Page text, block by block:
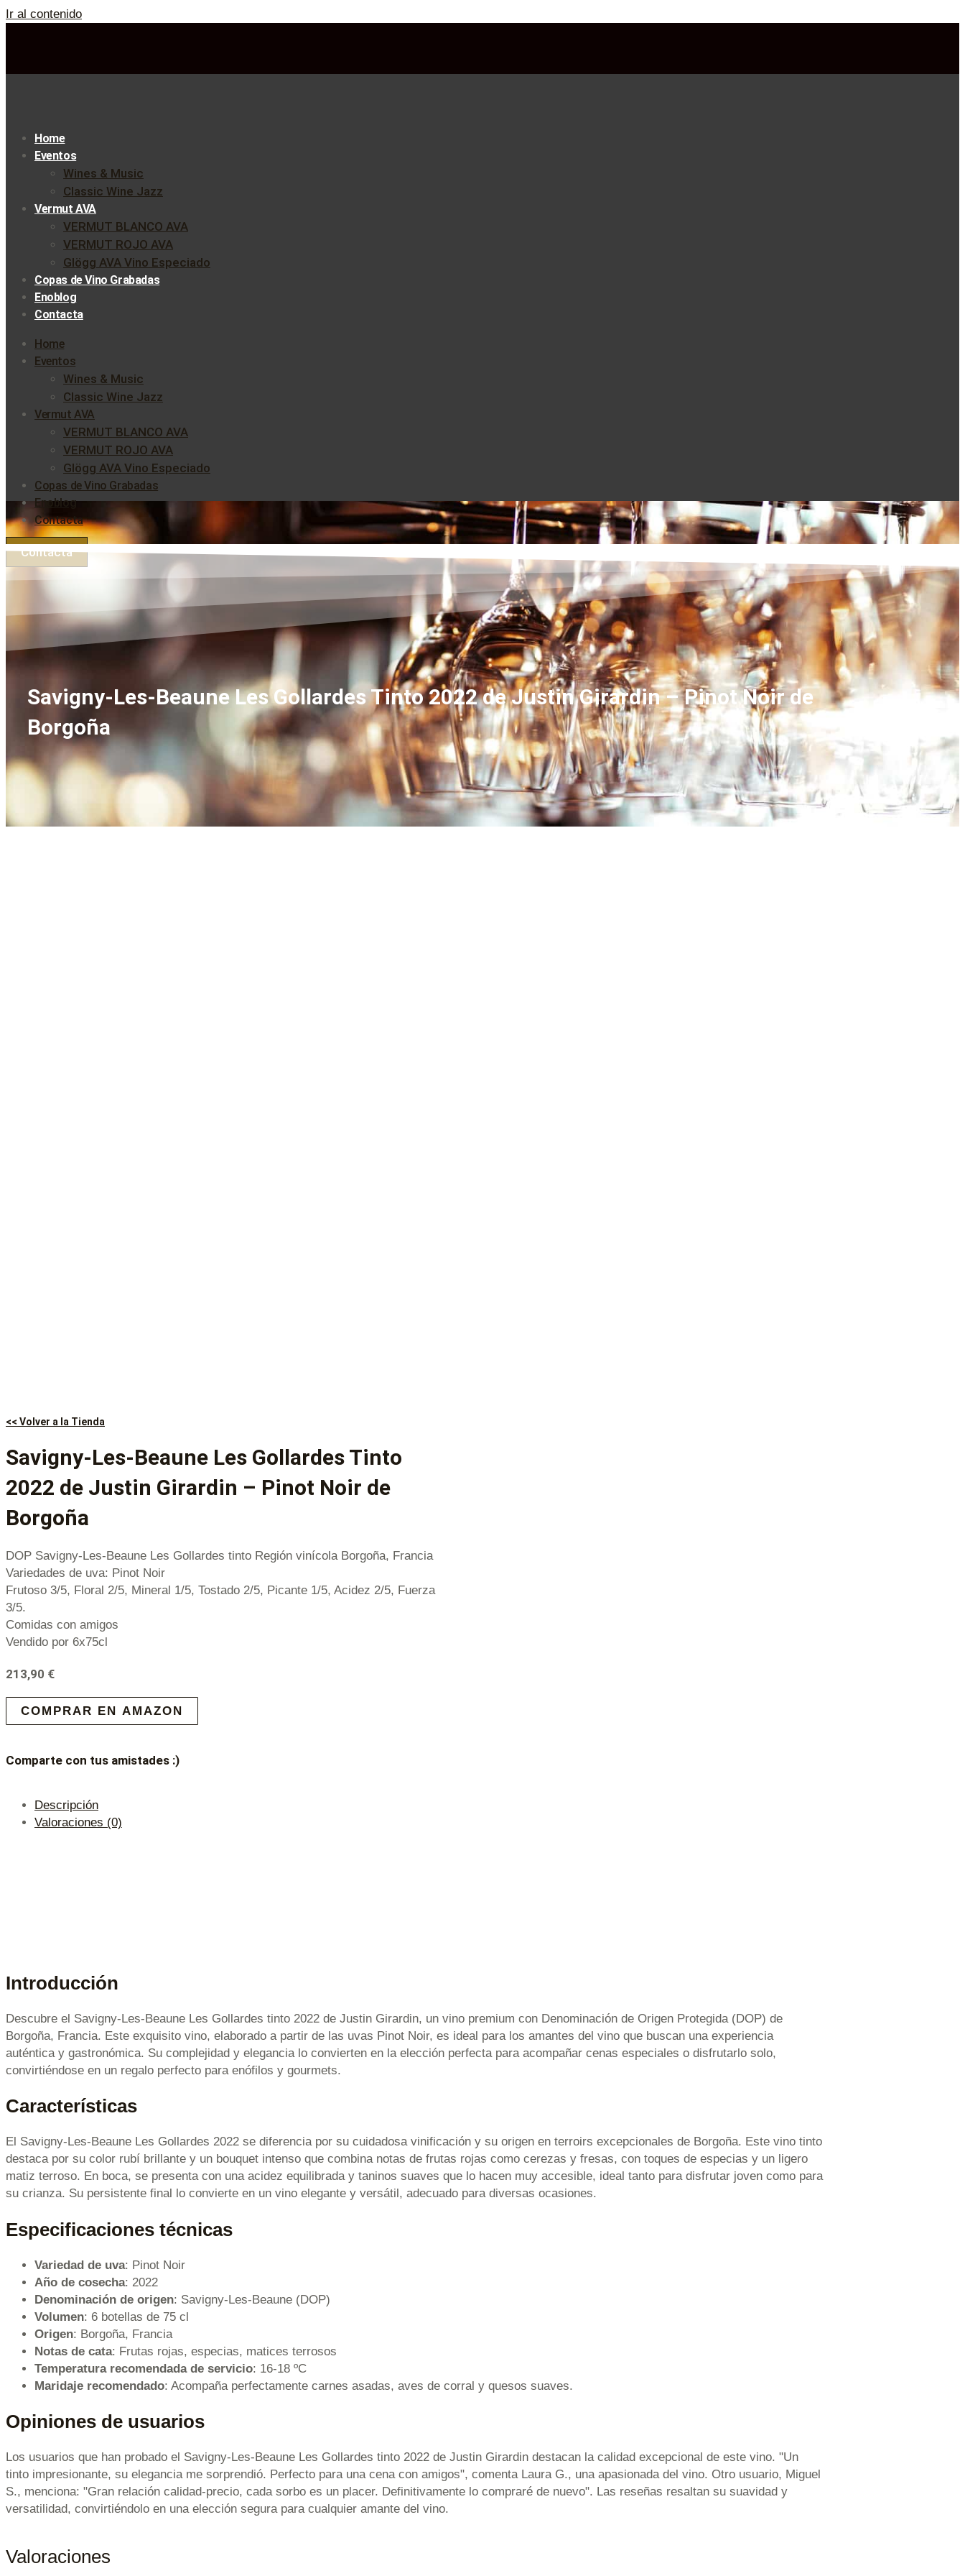
Ir al contenido
Home
Eventos
Wines & Music
Classic Wine Jazz
Vermut AVA
VERMUT BLANCO AVA
VERMUT ROJO AVA
Glögg AVA Vino Especiado
Copas de Vino Grabadas
Enoblog
Contacta
Home
Eventos
Wines & Music
Classic Wine Jazz
Vermut AVA
VERMUT BLANCO AVA
VERMUT ROJO AVA
Glögg AVA Vino Especiado
Copas de Vino Grabadas
Enoblog
Contacta
Contacta
Savigny-Les-Beaune Les Gollardes Tinto 2022 de Justin Girardin – Pinot Noir de
Borgoña
<< Volver a la Tienda
Savigny-Les-Beaune Les Gollardes Tinto
2022 de Justin Girardin – Pinot Noir de
Borgoña
DOP Savigny-Les-Beaune Les Gollardes tinto Región vinícola Borgoña, Francia
Variedades de uva: Pinot Noir
Frutoso 3/5, Floral 2/5, Mineral 1/5, Tostado 2/5, Picante 1/5, Acidez 2/5, Fuerza
3/5.
Comidas con amigos
Vendido por 6x75cl
213,90 €
COMPRAR EN AMAZON
Comparte con tus amistades :)
Descripción
Valoraciones (0)
Introducción
Descubre el Savigny-Les-Beaune Les Gollardes tinto 2022 de Justin Girardin, un vino premium con Denominación de Origen Protegida (DOP) de
Borgoña, Francia. Este exquisito vino, elaborado a partir de las uvas Pinot Noir, es ideal para los amantes del vino que buscan una experiencia
auténtica y gastronómica. Su complejidad y elegancia lo convierten en la elección perfecta para acompañar cenas especiales o disfrutarlo solo,
convirtiéndose en un regalo perfecto para enófilos y gourmets.
Características
El Savigny-Les-Beaune Les Gollardes 2022 se diferencia por su cuidadosa vinificación y su origen en terroirs excepcionales de Borgoña. Este vino tinto
destaca por su color rubí brillante y un bouquet intenso que combina notas de frutas rojas como cerezas y fresas, con toques de especias y un ligero
matiz terroso. En boca, se presenta con una acidez equilibrada y taninos suaves que lo hacen muy accesible, ideal tanto para disfrutar joven como para
su crianza. Su persistente final lo convierte en un vino elegante y versátil, adecuado para diversas ocasiones.
Especificaciones técnicas
Variedad de uva: Pinot Noir
Año de cosecha: 2022
Denominación de origen: Savigny-Les-Beaune (DOP)
Volumen: 6 botellas de 75 cl
Origen: Borgoña, Francia
Notas de cata: Frutas rojas, especias, matices terrosos
Temperatura recomendada de servicio: 16-18 ºC
Maridaje recomendado: Acompaña perfectamente carnes asadas, aves de corral y quesos suaves.
Opiniones de usuarios
Los usuarios que han probado el Savigny-Les-Beaune Les Gollardes tinto 2022 de Justin Girardin destacan la calidad excepcional de este vino. "Un
tinto impresionante, su elegancia me sorprendió. Perfecto para una cena con amigos", comenta Laura G., una apasionada del vino. Otro usuario, Miguel
S., menciona: "Gran relación calidad-precio, cada sorbo es un placer. Definitivamente lo compraré de nuevo". Las reseñas resaltan su suavidad y
versatilidad, convirtiéndolo en una elección segura para cualquier amante del vino.
Valoraciones